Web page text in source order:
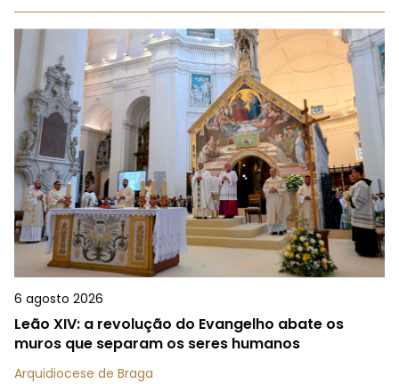
6 agosto 2026
Leão XIV: a revolução do Evangelho abate os
muros que separam os seres humanos
Arquidiocese de Braga